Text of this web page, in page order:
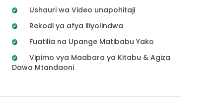
Ushauri wa Video unapohitaji
Rekodi ya afya iliyolindwa
Fuatilia na Upange Matibabu Yako
Vipimo vya Maabara ya Kitabu & Agiza
Dawa Mtandaoni